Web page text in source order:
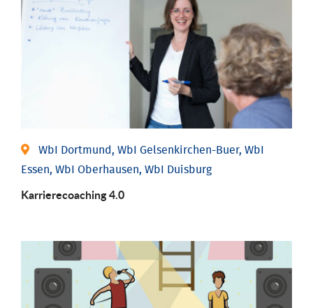
WbI Dortmund, WbI Gelsenkirchen-Buer, WbI
Essen, WbI Oberhausen, WbI Duisburg
Karriere­coaching 4.0